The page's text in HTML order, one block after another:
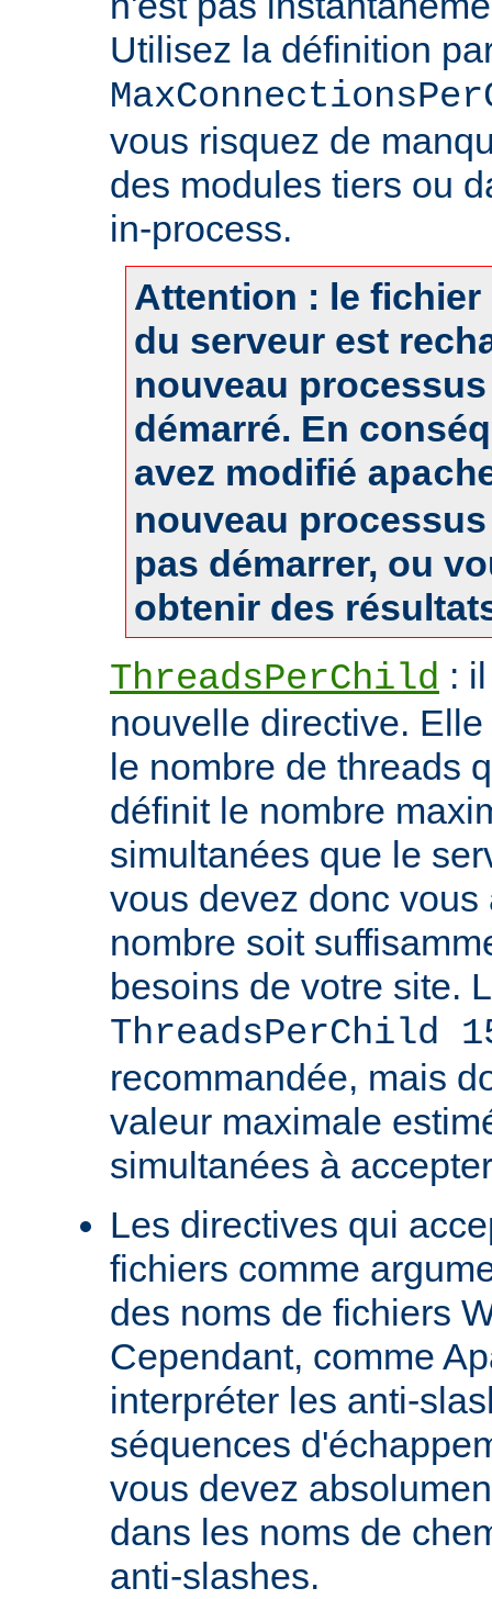
Utilisez la définition
vous risquez de
des modules tiers ou
in-process.
Attention : le
du serveur est
nouveau
démarré. En
avez modifié
nouveau
pas démarrer, ou
obtenir des
ThreadsPerChild :
nouvelle directive.
le nombre de threads
définit le nombre
simultanées que le
vous devez donc vous
nombre soit
besoins de votre site.
ThreadsPerChild
recommandée, mais
valeur maximale
simultanées à
Les directives qui
fichiers comme
des noms de fichiers
Cependant, comme
interpréter les anti-
séquences
vous devez
dans les noms de
anti-slashes.